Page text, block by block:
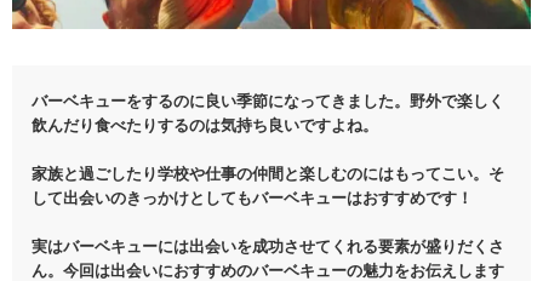
バーベキューをするのに良い季節になってきました。野外で楽しく
飲んだり食べたりするのは気持ち良いですよね。
家族と過ごしたり学校や仕事の仲間と楽しむのにはもってこい。そ
して出会いのきっかけとしてもバーベキューはおすすめです！
実はバーベキューには出会いを成功させてくれる要素が盛りだくさ
ん。今回は出会いにおすすめのバーベキューの魅力をお伝えします